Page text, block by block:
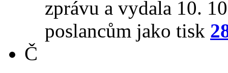
zprávu a vydala 10.
poslancům jako tisk
Č